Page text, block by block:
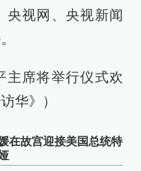
央视网、央视新闻
主席将举行仪式欢
华》）
在故宫迎接美国总统特